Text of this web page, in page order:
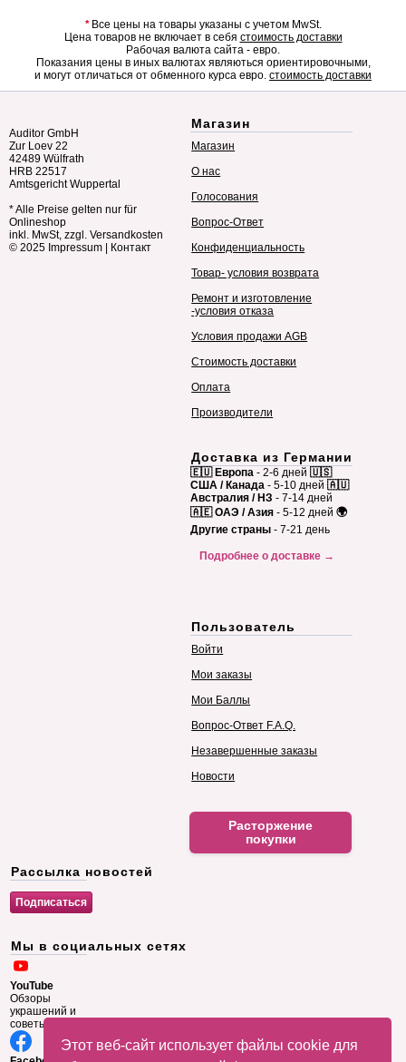
Этот веб-сайт использует файлы cookie для
*Все цены на товары указаны с учетом MwSt.
Цена товаров не включает в себя стоимость доставки
Рабочая валюта сайта - евро.
Показания цены в иных валютах являються ориентировочными,
и могут отличаться от обменного курса евро. стоимость доставки
Auditor GmbH
Zur Loev 22
42489 Wülfrath
HRB 22517
Amtsgericht Wuppertal
* Alle Preise gelten nur für
Onlineshop
inkl. MwSt, zzgl. Versandkosten
© 2025 Impressum Контакт
Магазин
Магазин
О нас
Голосования
Вопрос-Ответ
Конфиденциальность
Товар- условия возврата
Ремонт и изготовление
-условия отказа
Условия продажи AGB
Стоимость доставки
Оплата
Производители
Доставка из Германии
🇪🇺 Европа - 2-6 дней 🇺🇸
США / Канада - 5-10 дней 🇦🇺
Австралия / НЗ - 7-14 дней
🇦🇪 ОАЭ / Азия - 5-12 дней 🌍
Другие страны - 7-21 день
Подробнее о доставке →
Пользователь
Войти
Мои заказы
Мои Баллы
Вопрос-Ответ F.A.Q.
Незавершенные заказы
Новости
Расторжение
покупки
Рассылка новостей
Мы в социальных сетях
YouTube
Обзоры
украшений и
советы